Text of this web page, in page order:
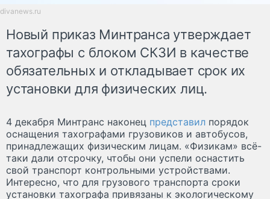
divanews.ru
Новый приказ Минтранса утверждает
тахографы с блоком СКЗИ в качестве
обязательных и откладывает срок их
установки для физических лиц.
4 декабря Минтранс наконец представил порядок
оснащения тахографами грузовиков и автобусов,
принадлежащих физическим лицам. «Физикам» всё-
таки дали отсрочку, чтобы они успели оснастить
свой транспорт контрольными устройствами.
Интересно, что для грузового транспорта сроки
установки тахографа привязаны к экологическому